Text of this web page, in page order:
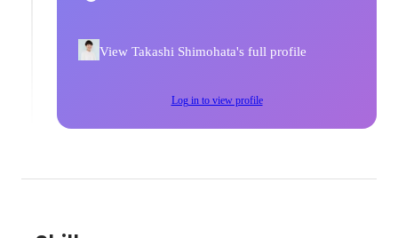
View Takashi Shimohata's full profile
Log in to view profile